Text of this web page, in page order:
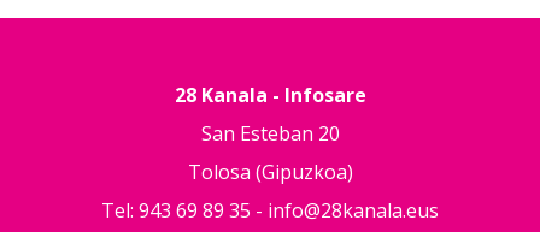
28 Kanala - Infosare
San Esteban 20
Tolosa (Gipuzkoa)
Tel: 943 69 89 35 - info@28kanala.eus